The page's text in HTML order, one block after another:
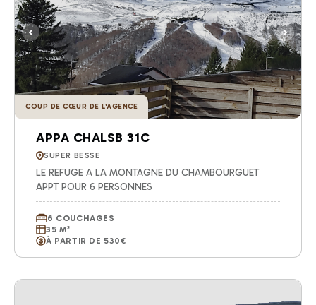
COUP DE CŒUR DE L'AGENCE
APPA CHALSB 31C
SUPER BESSE
LE REFUGE A LA MONTAGNE DU CHAMBOURGUET
APPT POUR 6 PERSONNES
6 COUCHAGES
35 M²
À PARTIR DE 530€